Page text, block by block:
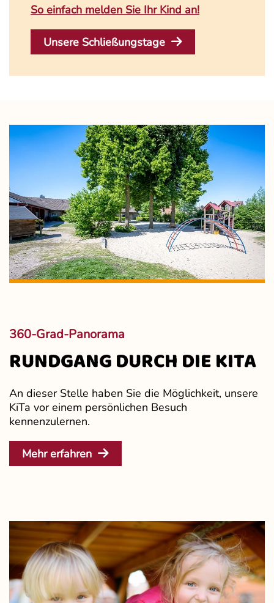
So einfach melden Sie Ihr Kind an!
Unsere Schließungstage
360-Grad-Panorama
RUNDGANG DURCH DIE KITA
An dieser Stelle haben Sie die Möglichkeit, unsere
KiTa vor einem persönlichen Besuch
kennenzulernen.
Mehr erfahren